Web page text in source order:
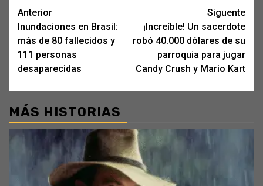
Post
navigation
Anterior
Inundaciones en Brasil:
más de 80 fallecidos y
111 personas
desaparecidas
Siguente
¡Increíble! Un sacerdote
robó 40.000 dólares de su
parroquia para jugar
Candy Crush y Mario Kart
MÁS HISTORIAS